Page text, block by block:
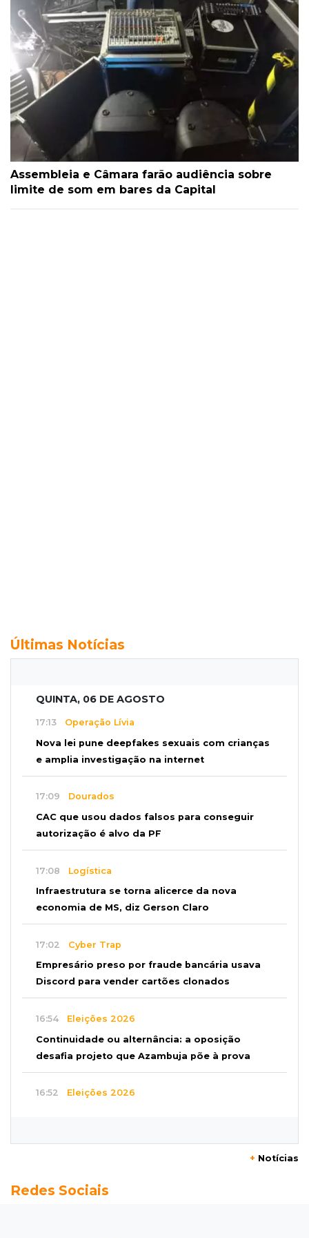
Assembleia e Câmara farão audiência sobre
limite de som em bares da Capital
Últimas Notícias
QUINTA, 06 DE AGOSTO
17:13 Operação Lívia
Nova lei pune deepfakes sexuais com crianças
e amplia investigação na internet
17:09 Dourados
CAC que usou dados falsos para conseguir
autorização é alvo da PF
17:08 Logística
Infraestrutura se torna alicerce da nova
economia de MS, diz Gerson Claro
17:02 Cyber Trap
Empresário preso por fraude bancária usava
Discord para vender cartões clonados
16:54 Eleições 2026
Continuidade ou alternância: a oposição
desafia projeto que Azambuja põe à prova
16:52 Eleições 2026
Com máquinas nas ruas, Vila Nogueira e
+ Notícias
Redes Sociais